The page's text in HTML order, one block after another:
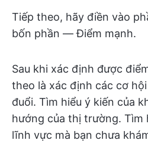
Tiếp theo, hãy điền vào
bốn phần — Điểm mạnh.
Sau khi xác định được
theo là xác định các cơ
đuổi. Tìm hiểu ý kiến của
hướng của thị trường. Tìm
lĩnh vực mà bạn chưa